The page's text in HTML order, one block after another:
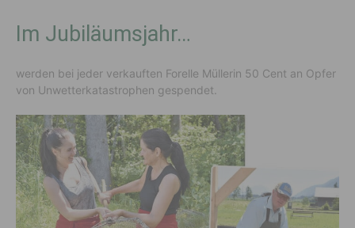
Im Jubiläumsjahr…
werden bei jeder verkauften Forelle Müllerin 50 Cent an Opfer
von Unwetterkatastrophen gespendet.